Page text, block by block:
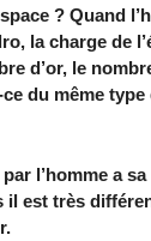
? Quand
la charge de
d’or, le
du même
l’homme a
il est très